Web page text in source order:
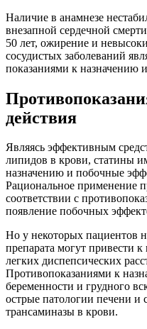
Наличие в анамнезе
внезапной сердечной
50 лет, ожирение и
сосудистых заболеваний
показаниями к назначению
действия
Являясь эффективным
липидов в крови, статины
назначению и побочные
Рациональное применение
соответствии с
появление побочных
Но у некоторых пациентов
препарата могут привести
легких диспепсических
Противопоказаниями к
беременности и грудного
острые патологии печени и
трансаминазы в крови.